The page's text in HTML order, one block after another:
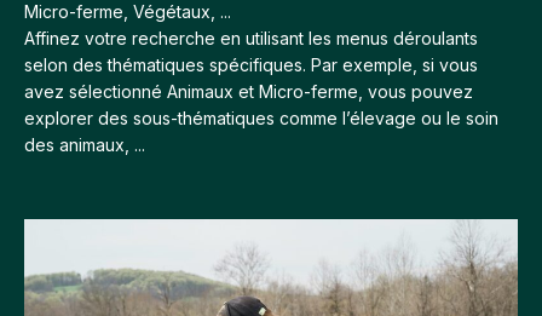
Micro-ferme, Végétaux, ...
Affinez votre recherche en utilisant les menus déroulants
selon des thématiques spécifiques. Par exemple, si vous
avez sélectionné Animaux et Micro-ferme, vous pouvez
explorer des sous-thématiques comme l’élevage ou le soin
des animaux, ...